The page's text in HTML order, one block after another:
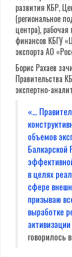
развития КБР,
(региональное
центра), рабочая
финансов КБГУ
экспорта АО
Борис Рахаев
Правительства
экспертно-
«…
объемов
Балкарской
в целях
сфере
призываю
выработке
говорилось